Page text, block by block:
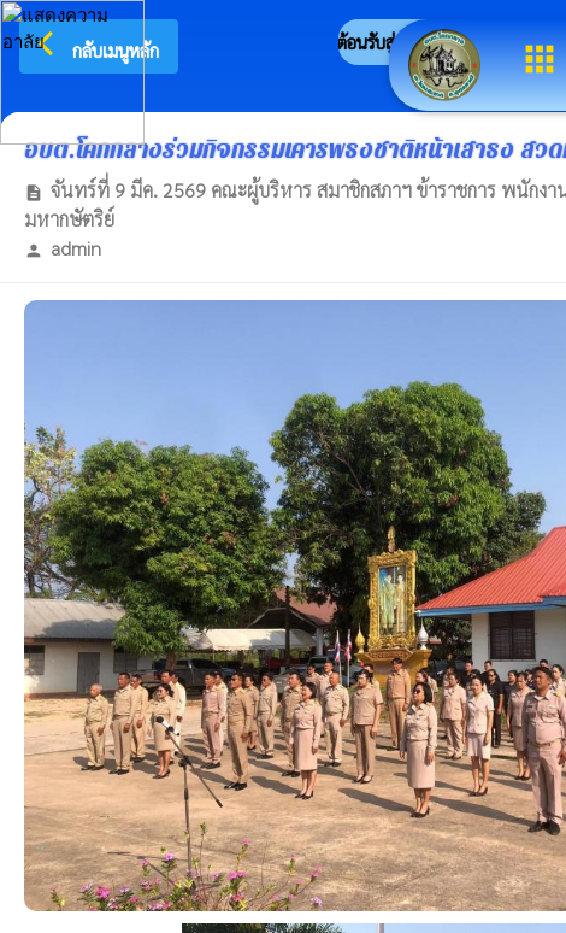
apps
arrow_back_ios กลับเมนูหลัก ยินดีต้อนรับสู่เว็บไซต์ของ องค์การบริหารส่ว
อบต.โคกกลางร่วมกิจกรรมเคารพธงชาติหน้าเสาธง ส
description จันทร์ที่ 9 มีค. 2569 คณะผู้บริหาร สมาชิกสภาฯ ข้าราชการ พนักงา
มหากษัตริย์
person admin